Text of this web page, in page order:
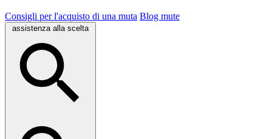
Consigli per l'acquisto di una muta Blog mute
assistenza alla scelta